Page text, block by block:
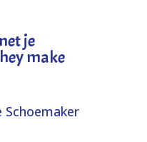
je
make
Schoemaker